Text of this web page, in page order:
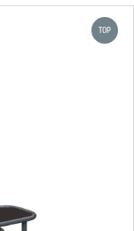
TOP